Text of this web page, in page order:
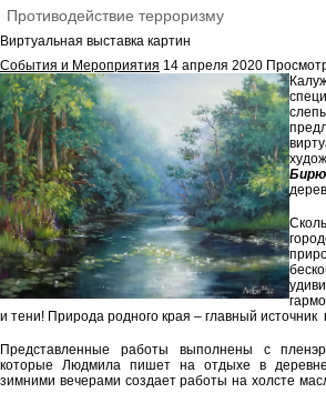
Противодействие терроризму
Виртуальная выставка картин
События и Мероприятия 14 апреля 2020
и тени! Природа родного края – главный источник
Представленные работы выполнены с
которые Людмила пишет на отдыхе в
зимними вечерами создает работы на холсте